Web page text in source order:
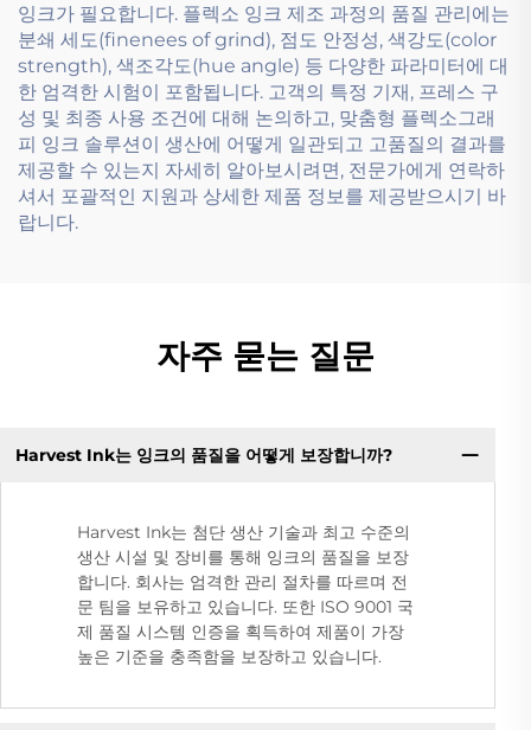
잉크가 필요합니다. 플렉소 잉크 제조 과정의 품질 관리에는
분쇄 세도(finenees of grind), 점도 안정성, 색강도(color
strength), 색조각도(hue angle) 등 다양한 파라미터에 대
한 엄격한 시험이 포함됩니다. 고객의 특정 기재, 프레스 구
성 및 최종 사용 조건에 대해 논의하고, 맞춤형 플렉소그래
피 잉크 솔루션이 생산에 어떻게 일관되고 고품질의 결과를
제공할 수 있는지 자세히 알아보시려면, 전문가에게 연락하
셔서 포괄적인 지원과 상세한 제품 정보를 제공받으시기 바
랍니다.
자주 묻는 질문
Harvest Ink는 잉크의 품질을 어떻게 보장합니까?
Harvest Ink는 첨단 생산 기술과 최고 수준의
생산 시설 및 장비를 통해 잉크의 품질을 보장
합니다. 회사는 엄격한 관리 절차를 따르며 전
문 팀을 보유하고 있습니다. 또한 ISO 9001 국
제 품질 시스템 인증을 획득하여 제품이 가장
높은 기준을 충족함을 보장하고 있습니다.